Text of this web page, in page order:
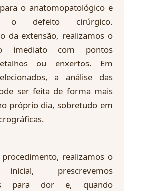
o anatomopatológico e
o defeito cirúrgico.
da extensão, realizamos o
imediato com pontos
ou enxertos. Em
a análise das
ser feita de forma mais
próprio dia, sobretudo em
realizamos o
prescrevemos
para dor e, quando